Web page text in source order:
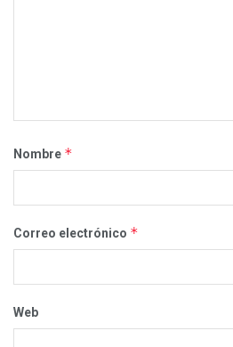
Nombre *
Correo electrónico *
Web